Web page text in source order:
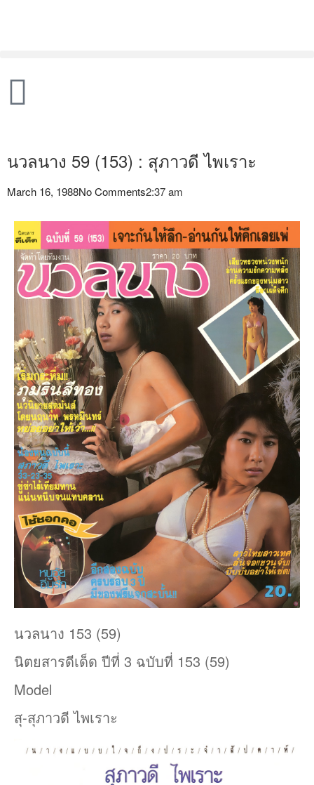
นวลนาง 59 (153) : สุภาวดี ไพเราะ
March 16, 1988No Comments2:37 am
นวลนาง 153 (59)
นิตยสารดีเด็ด ปีที่ 3 ฉบับที่ 153 (59)
Model
สุ-สุภาวดี ไพเราะ